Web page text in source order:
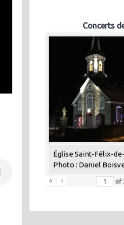
Concerts
Église Saint-Félix-
Photo : Daniel
«
‹ of